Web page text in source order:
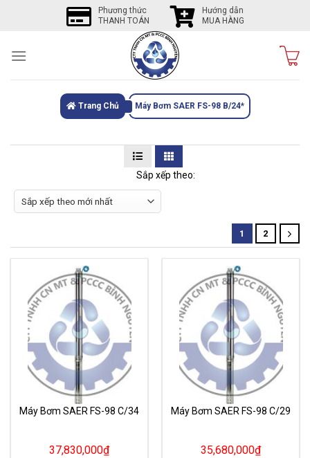
Phương thức
THANH TOÁN
Hướng dẫn
MUA HÀNG
Trang Chủ Máy Bơm SAER FS-98 B/24*
Sắp xếp theo:
1 2
Máy Bơm SAER FS-98 C/34
37,830,000₫
Máy Bơm SAER FS-98 C/29
35,680,000₫